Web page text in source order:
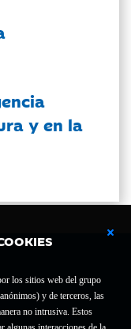
los sitios web del grupo
y de terceros, las
no intrusiva. Estos
y en la